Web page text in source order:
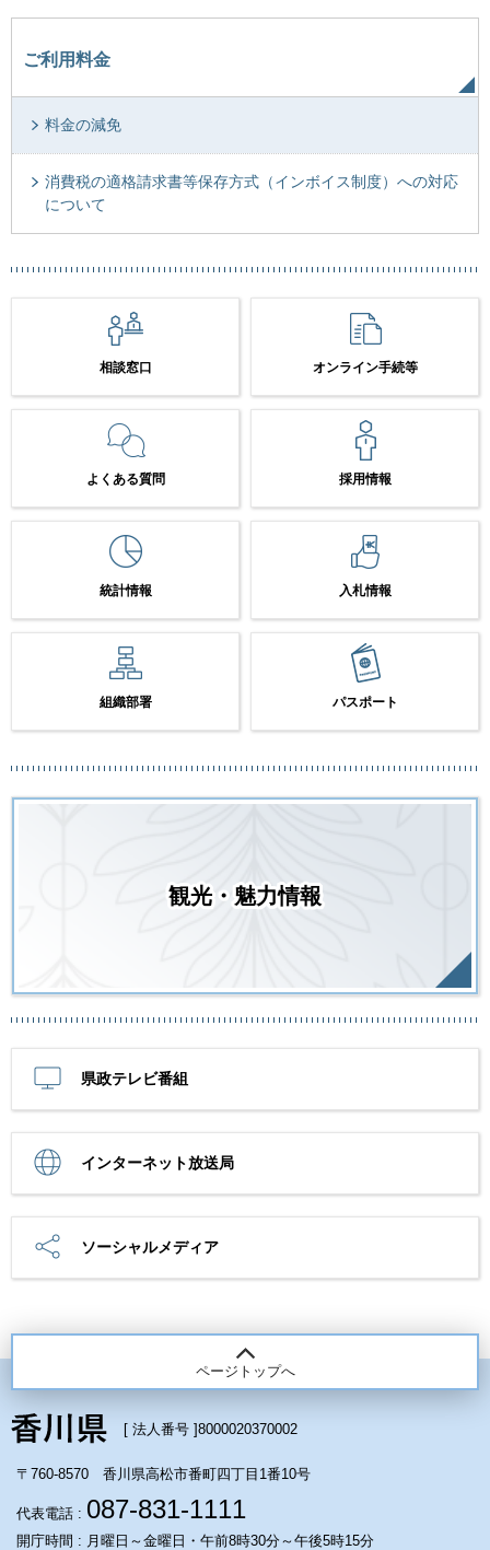
ご利用料金
料金の減免
消費税の適格請求書等保存方式（インボイス制度）への対応
について
相談窓口 オンライン手続等
よくある質問 採用情報
統計情報 入札情報
組織部署 パスポート
観光・魅力情報
県政テレビ番組
インターネット放送局
ソーシャルメディア
ページトップへ
[ 法人番号 ]8000020370002
〒760-8570 香川県高松市番町四丁目1番10号
代表電話 : 087-831-1111
開庁時間 : 月曜日～金曜日・午前8時30分～午後5時15分